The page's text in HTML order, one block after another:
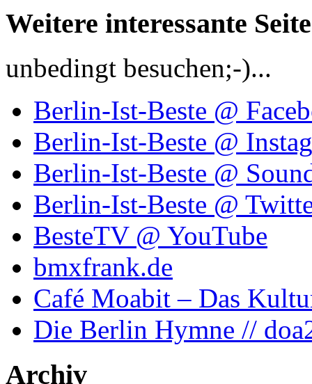
Weitere interessante
unbedingt besuchen;-)...
Berlin-Ist-Beste @
Berlin-Ist-Beste @
Berlin-Ist-Beste @
Berlin-Ist-Beste @
BesteTV @ YouTube
bmxfrank.de
Café Moabit – Das
Die Berlin Hymne //
Archiv